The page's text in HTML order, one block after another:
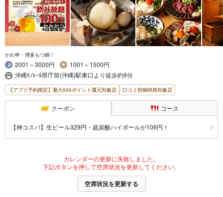
かわ串・博多もつ鍋！
2001～3000円
1001～1500円
沖縄ﾓﾉﾚｰﾙ県庁前(沖縄)駅東口より徒歩約9分
【アプリ予約限定】最大800ポイント還元対象店 口コミ投稿特典対象店
クーポン コース
【神コスパ】生ビール329円・超炭酸ハイボールが109円！
カレンダーの更新に失敗しました。
下記ボタンを押して空席状況を更新してください。
空席状況を更新する